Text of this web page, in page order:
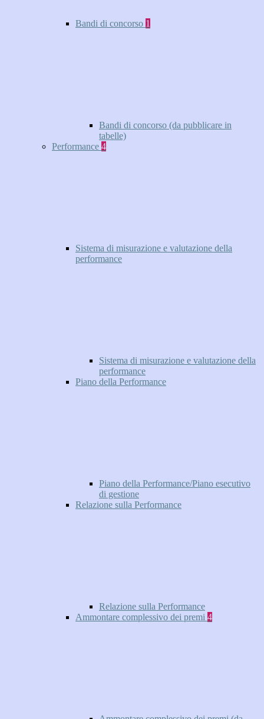
Bandi di concorso 1
Bandi di concorso (da pubblicare in
tabelle)
Performance 4
Sistema di misurazione e valutazione della
performance
Sistema di misurazione e valutazione della
performance
Piano della Performance
Piano della Performance/Piano esecutivo
di gestione
Relazione sulla Performance
Relazione sulla Performance
Ammontare complessivo dei premi 4